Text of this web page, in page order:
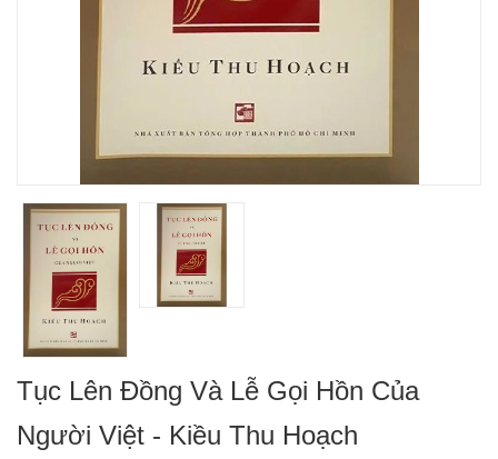
Tục Lên Đồng Và Lễ Gọi Hồn Của
Người Việt - Kiều Thu Hoạch